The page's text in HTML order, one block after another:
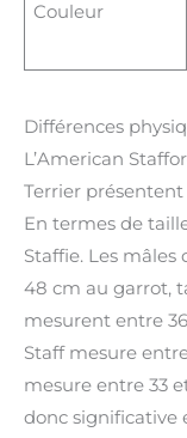
Couleur
Différences
L’American
Terrier
En termes de
Staffie. Les mâles
48 cm au garrot,
mesurent entre
Staff mesure
mesure entre 33
donc significative